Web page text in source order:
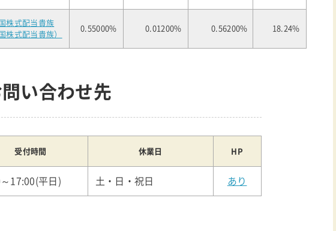
株式配当貴族
株式配当貴族）
0.55000% 0.01200% 0.56200% 18.24%
い合わせ先
受付時間 休業日 HP
17:00(平日) 土・日・祝日 あり